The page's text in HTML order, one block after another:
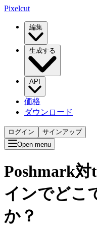
Pixelcut
編集
生成する
API
価格
ダウンロード
ログイン
サインアップ
Open menu
Poshmark
インでどこ
か？